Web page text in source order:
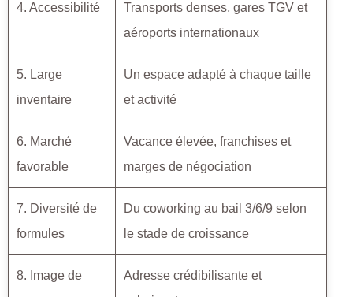
4. Accessibilité
Transports denses, gares TGV et
aéroports internationaux
5. Large
inventaire
Un espace adapté à chaque taille
et activité
6. Marché
favorable
Vacance élevée, franchises et
marges de négociation
7. Diversité de
formules
Du coworking au bail 3/6/9 selon
le stade de croissance
8. Image de
Adresse crédibilisante et